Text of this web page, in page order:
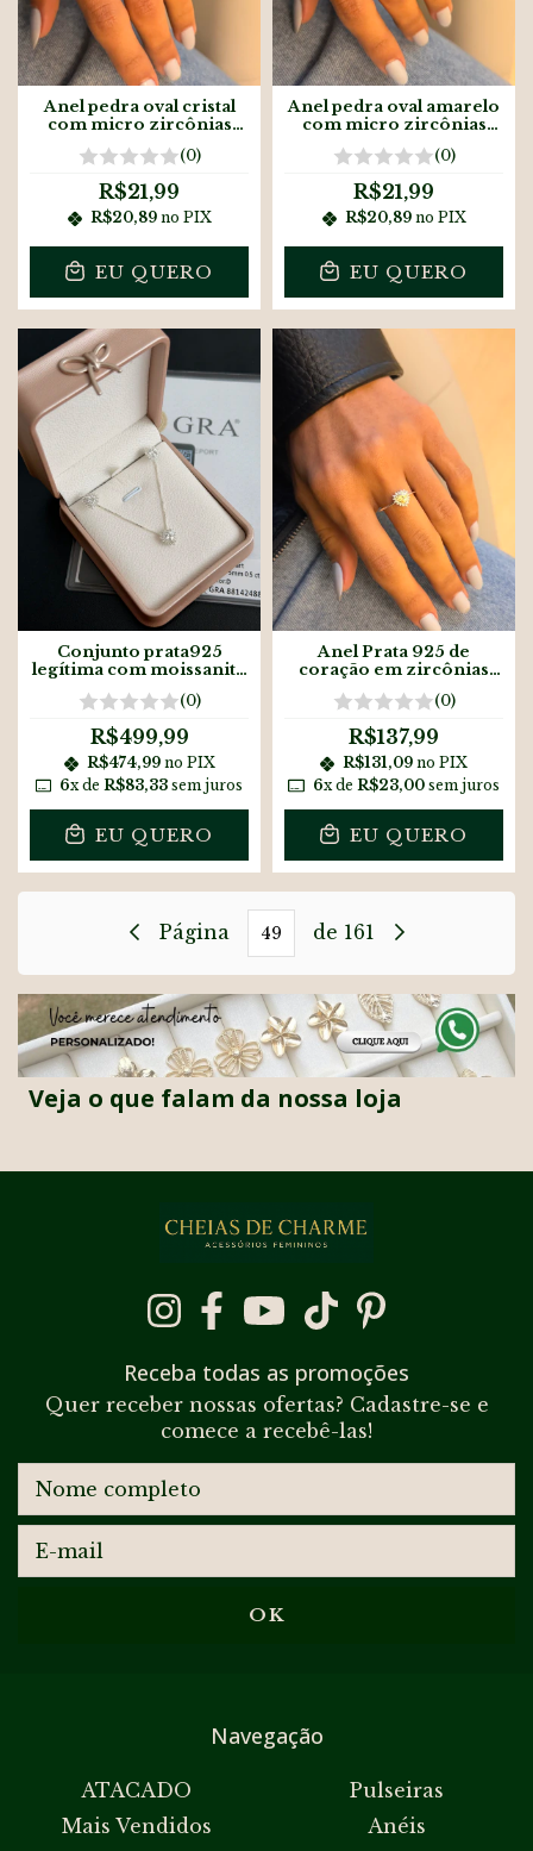
Anel pedra oval cristal
com micro zircônias
(0)
R$21,99
R$20,89no PIX
EU QUERO
Anel pedra oval amarelo
com micro zircônias
(0)
R$21,99
R$20,89no PIX
EU QUERO
Conjunto prata925
legítima com moissanite
(0)
R$499,99
R$474,99no PIX
6x deR$83,33 sem juros
EU QUERO
Anel Prata 925 de
coração em zircônias
(0)
R$137,99
R$131,09 no PIX
6x de R$23,00sem juros
EU QUERO
Página de 161
Veja o que falam da nossa loja
Receba todas as promoções
Quer receber nossas ofertas? Cadastre-se e
comece a recebê-las!
Navegação
ATACADO
Mais Vendidos
Pulseiras
Anéis